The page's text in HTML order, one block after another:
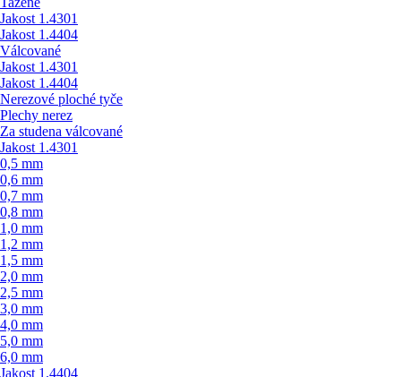
Jakost 1.4301
Jakost 1.4404
Válcované
Jakost 1.4301
Jakost 1.4404
Nerezové ploché tyče
Plechy nerez
Za studena válcované
Jakost 1.4301
0,5 mm
0,6 mm
0,7 mm
0,8 mm
1,0 mm
1,2 mm
1,5 mm
2,0 mm
2,5 mm
3,0 mm
4,0 mm
5,0 mm
6,0 mm
Jakost 1.4404